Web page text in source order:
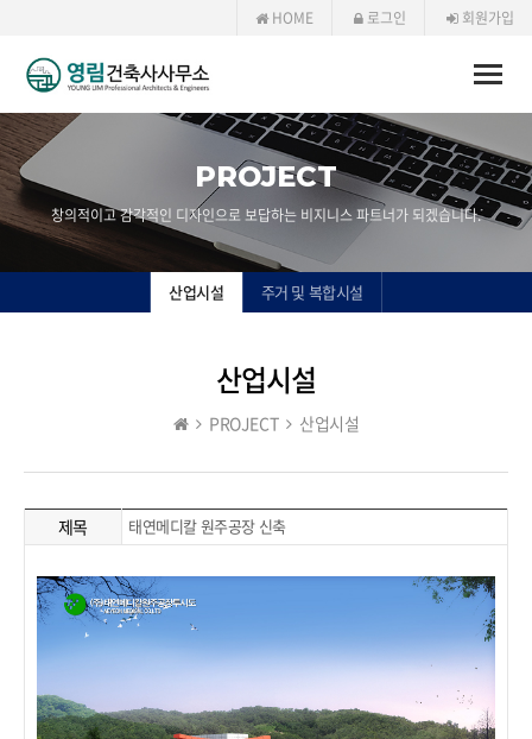
HOME 로그인 회원가입
Toggle
PROJECT
창의적이고 감각적인 디자인으로 보답하는 비지니스 파트너가 되겠습니다.
산업시설 주거 및 복합시설
산업시설
PROJECT 산업시설
제목 태연메디칼 원주공장 신축